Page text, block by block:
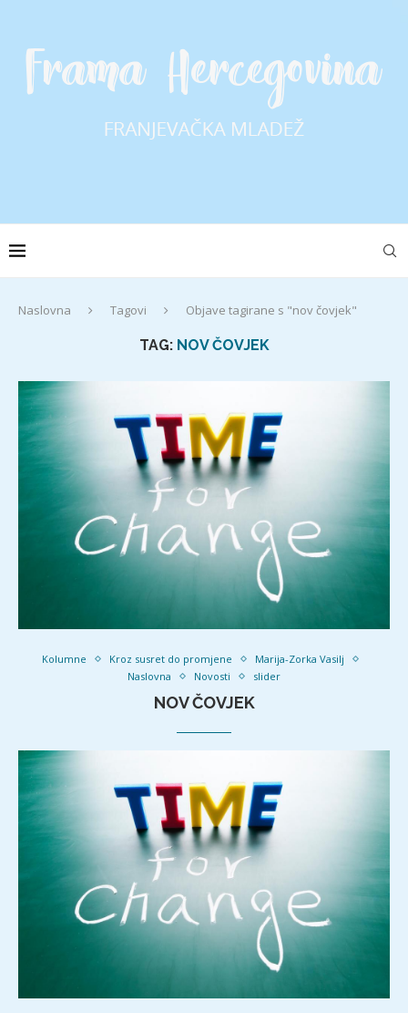
Naslovna Tagovi Objave tagirane s "nov čovjek"
TAG: NOV ČOVJEK
Kolumne Kroz susret do promjene
Marija-Zorka Vasilj
Naslovna
Novosti slider
NOV ČOVJEK